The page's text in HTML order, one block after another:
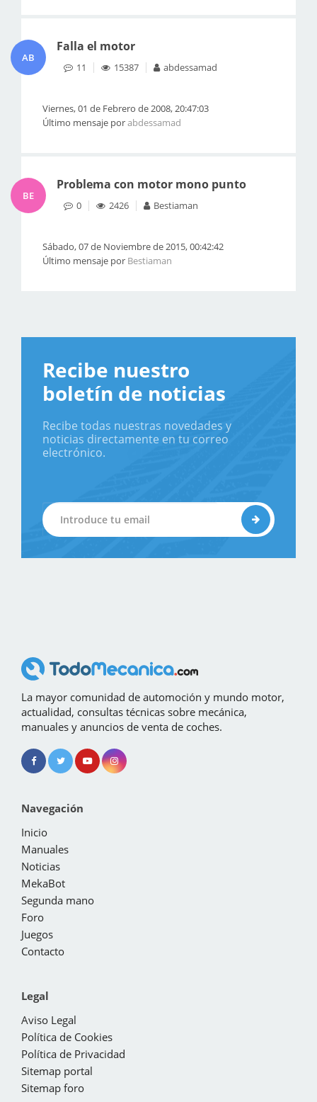
AB
Falla el motor
11 15387 abdessamad
Viernes, 01 de Febrero de 2008, 20:47:03
Último mensaje porabdessamad
BE
Problema con motor mono punto
0 2426 Bestiaman
Sábado, 07 de Noviembre de 2015, 00:42:42
Último mensaje por Bestiaman
Recibe nuestro
boletín de noticias
Recibe todas nuestras novedades y
noticias directamente en tu correo
electrónico.
La mayor comunidad de automoción y mundo motor,
actualidad, consultas técnicas sobre mecánica,
manuales y anuncios de venta de coches.
Navegación
Inicio
Manuales
Noticias
MekaBot
Segunda mano
Foro
Juegos
Contacto
Legal
Aviso Legal
Política de Cookies
Política de Privacidad
Sitemap portal
Sitemap foro